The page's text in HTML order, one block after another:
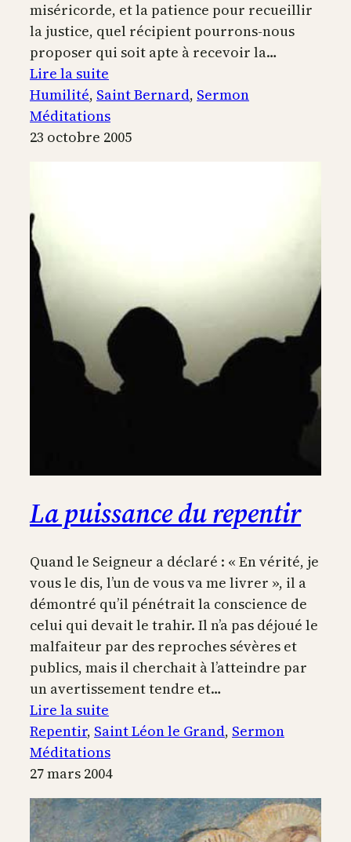
miséricorde, et la patience pour recueillir
la justice, quel récipient pourrons-nous
proposer qui soit apte à recevoir la…
Lire la suite
«
Le
publicain…
le
ciel
»
Humilité, Saint Bernard, Sermon
Méditations
23 octobre 2005
La puissance du repentir
Quand le Seigneur a déclaré : « En vérité, je
vous le dis, l’un de vous va me livrer », il a
démontré qu’il pénétrait la conscience de
celui qui devait le trahir. Il n’a pas déjoué le
malfaiteur par des reproches sévères et
publics, mais il cherchait à l’atteindre par
un avertissement tendre et…
Lire la suite
La
puissance
du
repentir
Repentir, Saint Léon le Grand, Sermon
Méditations
27 mars 2004